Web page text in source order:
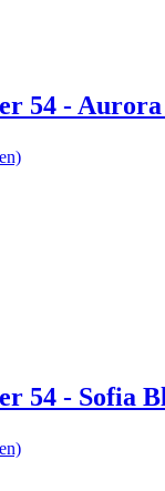
54 -
54 - Sofia